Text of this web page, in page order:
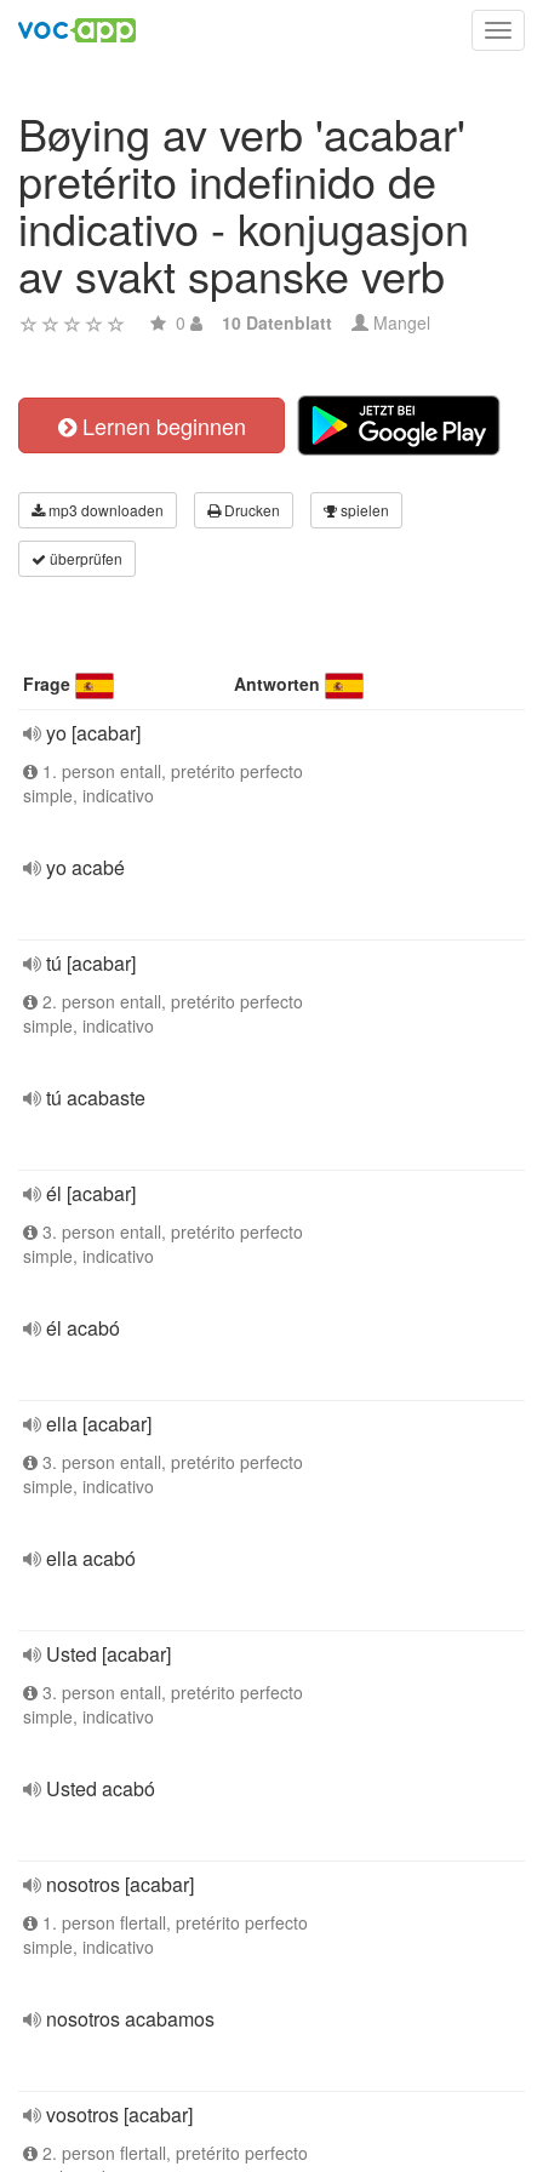
Bøying av verb 'acabar'
pretérito indefinido de
indicativo - konjugasjon
av svakt spanske verb
0 10 Datenblatt Mangel
Lernen beginnen
mp3 downloaden Drucken spielen
überprüfen
Frage Antworten
yo [acabar]
1. person entall, pretérito perfecto
simple, indicativo
yo acabé
tú [acabar]
2. person entall, pretérito perfecto
simple, indicativo
tú acabaste
él [acabar]
3. person entall, pretérito perfecto
simple, indicativo
él acabó
ella [acabar]
3. person entall, pretérito perfecto
simple, indicativo
ella acabó
Usted [acabar]
3. person entall, pretérito perfecto
simple, indicativo
Usted acabó
nosotros [acabar]
1. person flertall, pretérito perfecto
simple, indicativo
nosotros acabamos
vosotros [acabar]
2. person flertall, pretérito perfecto